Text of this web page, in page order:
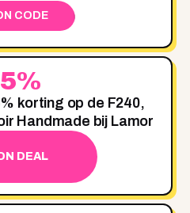
CODE
korting op de F240,
Handmade bij Lamor
DEAL